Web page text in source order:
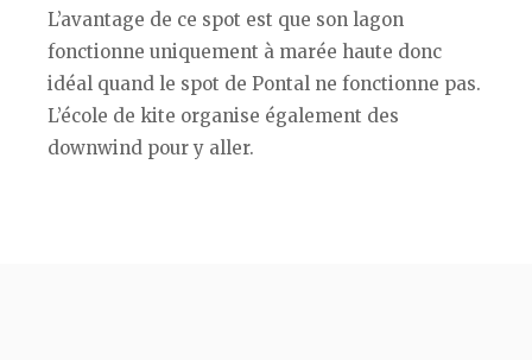
L’avantage de ce spot est que son lagon
fonctionne uniquement à marée haute donc
idéal quand le spot de Pontal ne fonctionne pas.
L’école de kite organise également des
downwind pour y aller.